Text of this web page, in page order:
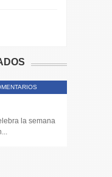
la semana